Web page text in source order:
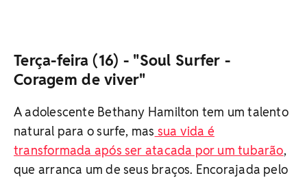
Terça-feira (16) - "Soul Surfer -
Coragem de viver"
A adolescente Bethany Hamilton tem um talento
natural para o surfe, mas sua vida é
transformada após ser atacada por um tubarão,
que arranca um de seus braços. Encorajada pelo